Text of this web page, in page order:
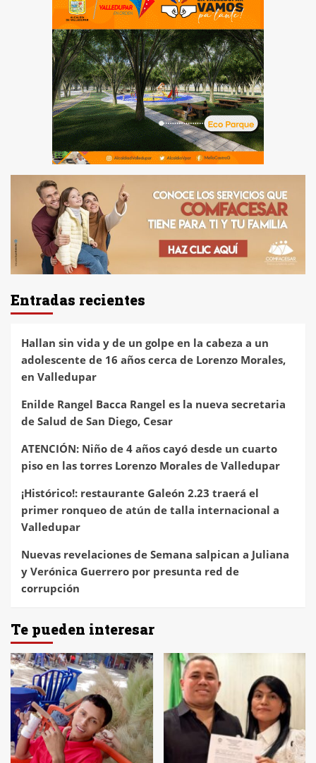
Entradas recientes
Hallan sin vida y de un golpe en la cabeza a un
adolescente de 16 años cerca de Lorenzo Morales,
en Valledupar
Enilde Rangel Bacca Rangel es la nueva secretaria
de Salud de San Diego, Cesar
ATENCIÓN: Niño de 4 años cayó desde un cuarto
piso en las torres Lorenzo Morales de Valledupar
¡Histórico!: restaurante Galeón 2.23 traerá el
primer ronqueo de atún de talla internacional a
Valledupar
Nuevas revelaciones de Semana salpican a Juliana
y Verónica Guerrero por presunta red de
corrupción
Te pueden interesar